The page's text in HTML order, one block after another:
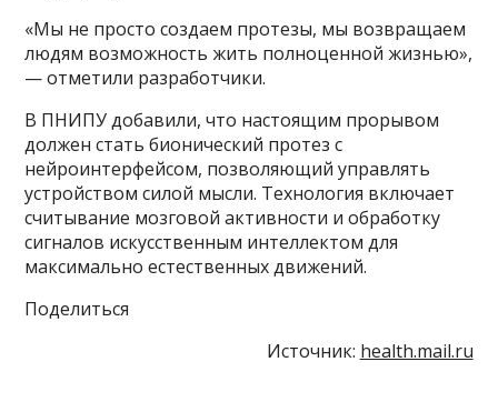
«Мы не просто создаем протезы, мы возвращаем
людям возможность жить полноценной жизнью»,
— отметили разработчики.
В ПНИПУ добавили, что настоящим прорывом
должен стать бионический протез с
нейроинтерфейсом, позволяющий управлять
устройством силой мысли. Технология включает
считывание мозговой активности и обработку
сигналов искусственным интеллектом для
максимально естественных движений.
Поделиться
Источник: health.mail.ru